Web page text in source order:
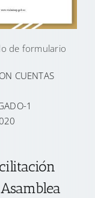
de formulario
CUENTAS
1